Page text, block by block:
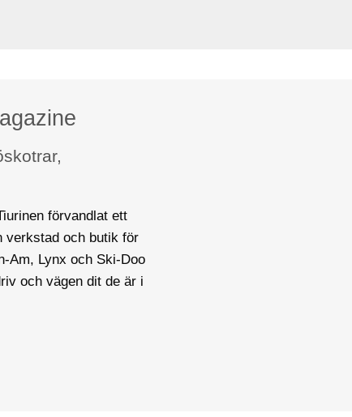
förvandlat ett
verkstad och butik för
Am, Lynx och Ski-Doo
och vägen dit de är i